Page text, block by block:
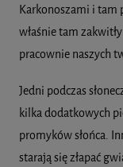
Karkonoszami i tam
właśnie tam
pracownie naszych
Jedni podczas
kilka dodatkowych
promyków słońca.
starają się złapać